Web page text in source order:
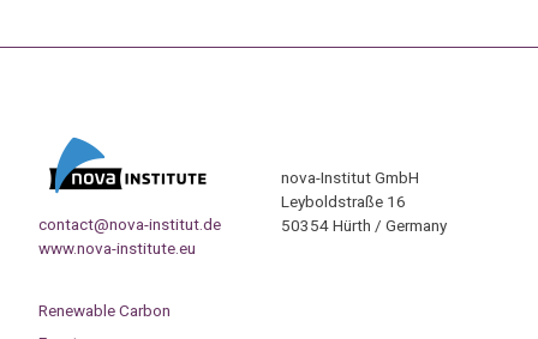
contact@nova-institut.de
www.nova-institute.eu
nova-Institut GmbH
Leyboldstraße 16
50354 Hürth / Germany
Renewable Carbon